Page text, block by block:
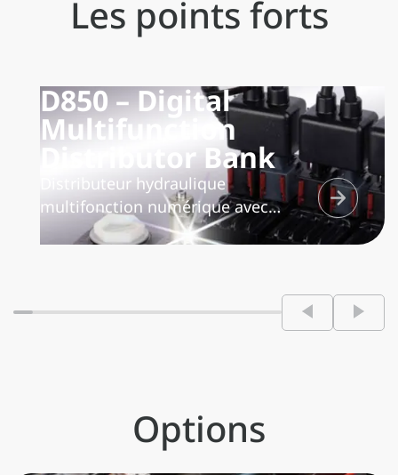
Les points forts
D850 – Digital
Multifunction
Distributor Bank
Distributeur hydraulique
multifonction numérique avec
système antisaturation « partage de
simultanément afin de garantir la
Options